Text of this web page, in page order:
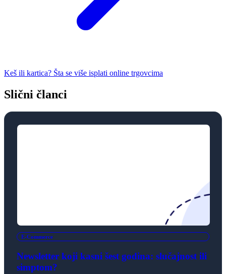
Keš ili kartica? Šta se više isplati online trgovcima
Slični članci
E-Commerce
Newsletter koji kasni šest godina: slučajnost ili
simptom?